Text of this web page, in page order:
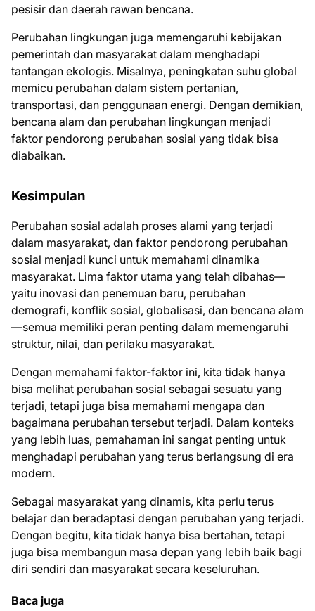
pesisir dan daerah rawan bencana.
Perubahan lingkungan juga memengaruhi kebijakan
pemerintah dan masyarakat dalam menghadapi
tantangan ekologis. Misalnya, peningkatan suhu global
memicu perubahan dalam sistem pertanian,
transportasi, dan penggunaan energi. Dengan demikian,
bencana alam dan perubahan lingkungan menjadi
faktor pendorong perubahan sosial yang tidak bisa
diabaikan.
Kesimpulan
Perubahan sosial adalah proses alami yang terjadi
dalam masyarakat, dan faktor pendorong perubahan
sosial menjadi kunci untuk memahami dinamika
masyarakat. Lima faktor utama yang telah dibahas—
yaitu inovasi dan penemuan baru, perubahan
demografi, konflik sosial, globalisasi, dan bencana alam
—semua memiliki peran penting dalam memengaruhi
struktur, nilai, dan perilaku masyarakat.
Dengan memahami faktor-faktor ini, kita tidak hanya
bisa melihat perubahan sosial sebagai sesuatu yang
terjadi, tetapi juga bisa memahami mengapa dan
bagaimana perubahan tersebut terjadi. Dalam konteks
yang lebih luas, pemahaman ini sangat penting untuk
menghadapi perubahan yang terus berlangsung di era
modern.
Sebagai masyarakat yang dinamis, kita perlu terus
belajar dan beradaptasi dengan perubahan yang terjadi.
Dengan begitu, kita tidak hanya bisa bertahan, tetapi
juga bisa membangun masa depan yang lebih baik bagi
diri sendiri dan masyarakat secara keseluruhan.
Baca juga